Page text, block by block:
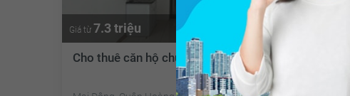
Giá từ 7.3 triệu
Cho thuê căn hộ chung cư New Horizon City